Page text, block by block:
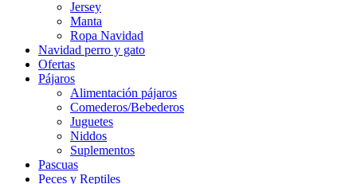
Jersey
Manta
Ropa Navidad
Navidad perro y gato
Ofertas
Pájaros
Alimentación pájaros
Comederos/Bebederos
Juguetes
Niddos
Suplementos
Pascuas
Peces y Reptiles